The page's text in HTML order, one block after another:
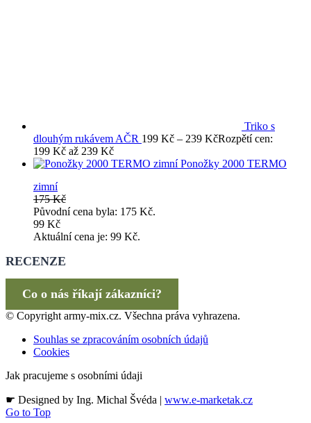
Triko s
dlouhým rukávem AČR 199 Kč – 239 KčRozpětí cen:
199 Kč až 239 Kč
Ponožky 2000 TERMO
zimní
175Kč
Původní cena byla: 175 Kč.
99 Kč
Aktuální cena je: 99 Kč.
RECENZE
Co o nás říkají zákazníci?
© Copyright army-mix.cz. Všechna práva vyhrazena.
Souhlas se zpracováním osobních údajů
Cookies
Jak pracujeme s osobními údaji
☛ Designed by Ing. Michal Švéda | www.e-marketak.cz
Go to Top